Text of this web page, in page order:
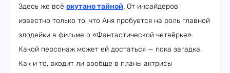
Здесь же всё окутано тайной. От инсайдеров
известно только то, что Аня пробуется на роль главной
злодейки в фильме о «Фантастической четвёрке».
Какой персонаж может ей достаться — пока загадка.
Как и то, входит ли вообще в планы актрисы